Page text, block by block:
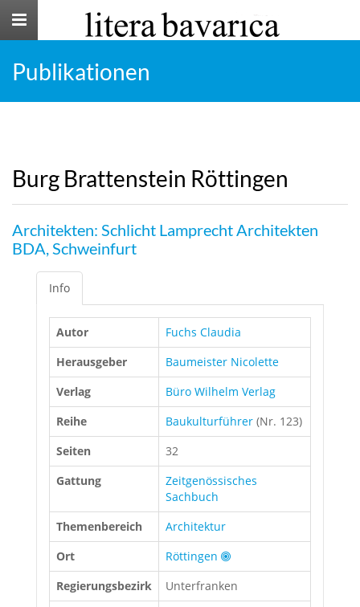
Toggle
Publikationen
Burg Brattenstein Röttingen
Architekten: Schlicht Lamprecht Architekten
BDA, Schweinfurt
Info
Autor
Fuchs Claudia
Herausgeber
Baumeister Nicolette
Verlag
Büro Wilhelm Verlag
Reihe
Baukulturführer (Nr. 123)
Seiten
32
Gattung
Zeitgenössisches
Sachbuch
Themenbereich
Architektur
Ort
Röttingen
Regierungsbezirk
Unterfranken